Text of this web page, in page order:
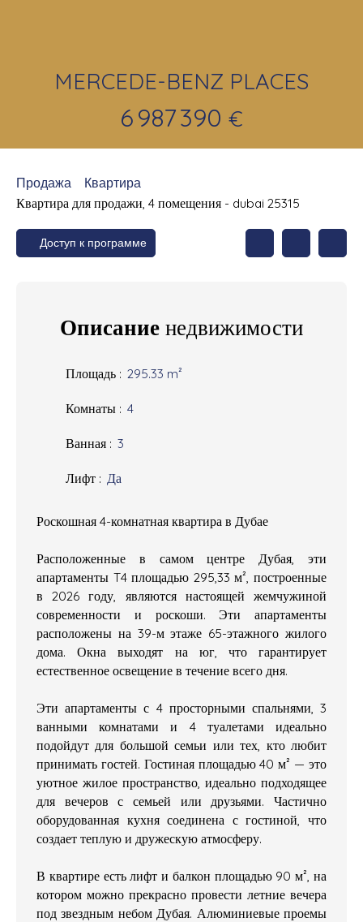
MERCEDE-BENZ PLACES
6 987 390 €
Продажа
Квартира
Квартира для продажи, 4 помещения - dubai 25315
Доступ к программе
Описание недвижимости
Площадь : 295.33 m²
Комнаты : 4
Ванная : 3
Лифт : Да
Роскошная 4-комнатная квартира в Дубае
Расположенные в самом центре Дубая, эти
апартаменты T4 площадью 295,33 м², построенные
в 2026 году, являются настоящей жемчужиной
современности и роскоши. Эти апартаменты
расположены на 39-м этаже 65-этажного жилого
дома. Окна выходят на юг, что гарантирует
естественное освещение в течение всего дня.
Эти апартаменты с 4 просторными спальнями, 3
ванными комнатами и 4 туалетами идеально
подойдут для большой семьи или тех, кто любит
принимать гостей. Гостиная площадью 40 м² — это
уютное жилое пространство, идеально подходящее
для вечеров с семьей или друзьями. Частично
оборудованная кухня соединена с гостиной, что
создает теплую и дружескую атмосферу.
В квартире есть лифт и балкон площадью 90 м², на
котором можно прекрасно провести летние вечера
под звездным небом Дубая. Алюминиевые проемы